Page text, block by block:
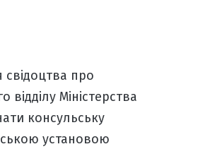
свідоцтва про
Міністерства
консульську
установою